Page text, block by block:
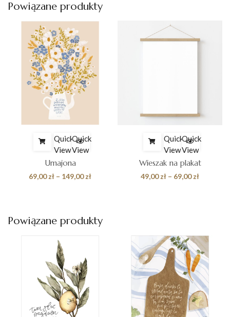
Powiązane produkty
Quick
View
Quick
View
Umajona
69,00zł – 149,00złZakres
do
149,00 zł
Quick
View
Quick
View
Wieszak na plakat
49,00zł – 69,00złZakres
Powiązane produkty